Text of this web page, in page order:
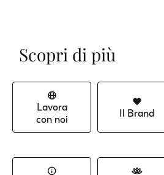
Scopri di più
Lavora
con noi
Il Brand